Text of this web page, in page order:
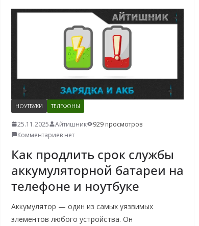
НОУТБУКИ ТЕЛЕФОНЫ
25.11.2025 Айтишник
929 просмотров
Комментариев нет
Как продлить срок службы
аккумуляторной батареи на
телефоне и ноутбуке
Аккумулятор — один из самых уязвимых
элементов любого устройства. Он